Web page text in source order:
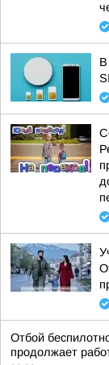
В
Отбой
продолжает